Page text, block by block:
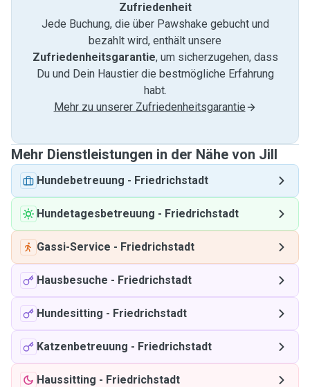
Zufriedenheit
Jede Buchung, die über Pawshake gebucht und
bezahlt wird, enthält unsere
Zufriedenheitsgarantie, um sicherzugehen, dass
Du und Dein Haustier die bestmögliche Erfahrung
habt.
Mehr zu unserer Zufriedenheitsgarantie
Mehr Dienstleistungen in der Nähe von Jill
Hundebetreuung - Friedrichstadt
Hundetagesbetreuung - Friedrichstadt
Gassi-Service - Friedrichstadt
Hausbesuche - Friedrichstadt
Hundesitting - Friedrichstadt
Katzenbetreuung - Friedrichstadt
Haussitting - Friedrichstadt